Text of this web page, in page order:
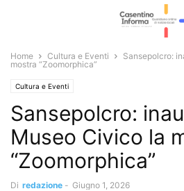
Home Cultura e Eventi
Sansepolcro:
mostra “Zoomorphica”
Cultura e Eventi
Sansepolcro:
Museo Civico la
“Zoomorphica”
Di redazione - Giugno 1, 2026